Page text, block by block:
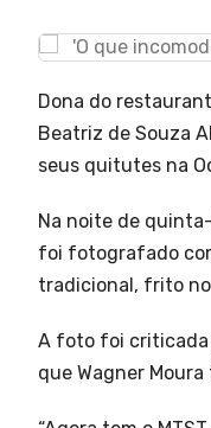
Dona do
Beatriz de Souza
seus quitutes na
Na noite de
foi fotografado
tradicional, frito
A foto foi criticada
que Wagner